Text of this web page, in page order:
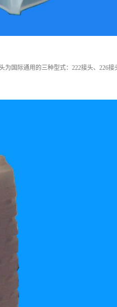
国际通用的三种型式：222接头、226接